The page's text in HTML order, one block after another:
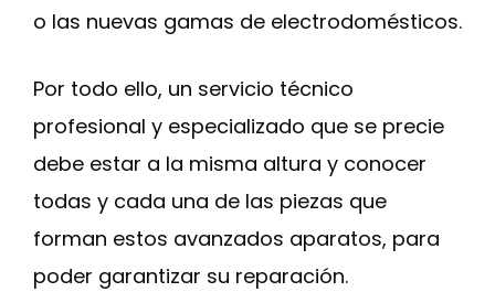
o las nuevas gamas de electrodomésticos.
Por todo ello, un servicio técnico
profesional y especializado que se precie
debe estar a la misma altura y conocer
todas y cada una de las piezas que
forman estos avanzados aparatos, para
poder garantizar su reparación.